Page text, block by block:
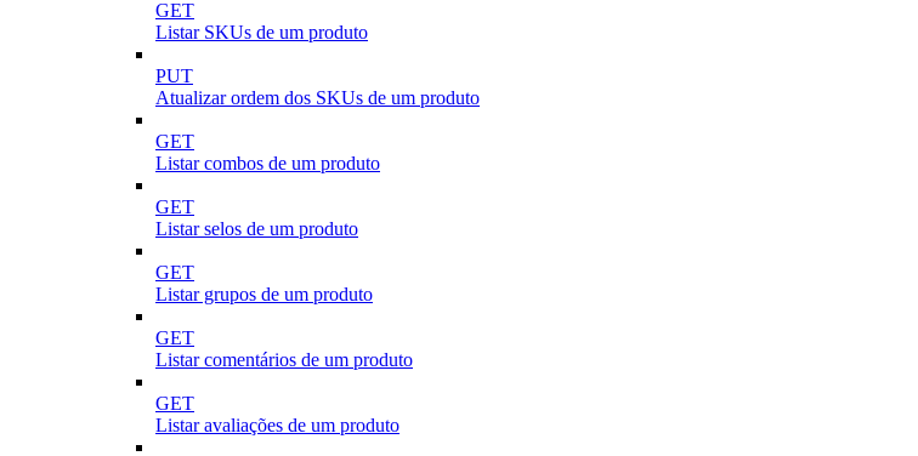
GET
Listar SKUs de um produto
PUT
Atualizar ordem dos SKUs de um produto
GET
Listar combos de um produto
GET
Listar selos de um produto
GET
Listar grupos de um produto
GET
Listar comentários de um produto
GET
Listar avaliações de um produto